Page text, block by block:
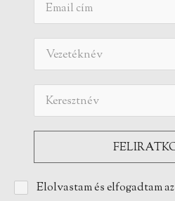
Elolvastam és elfogadtam az